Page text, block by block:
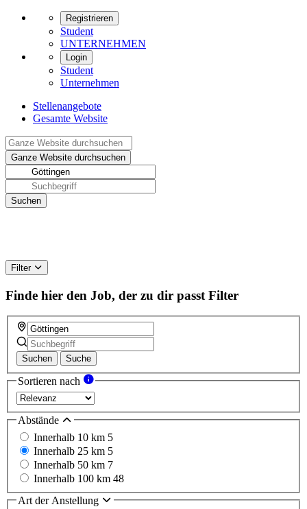
Registrieren
Student
UNTERNEHMEN
Login
Student
Unternehmen
Stellenangebote
Gesamte Website
Filter
Finde hier den Job, der zu dir passt Filter
Suchen Suche
Sortieren nach
Abstände
Innerhalb 10 km 5
Innerhalb 25 km 5
Innerhalb 50 km 7
Innerhalb 100 km 48
Art der Anstellung